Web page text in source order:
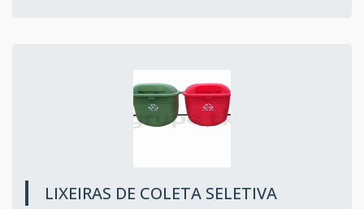
LIXEIRAS DE COLETA SELETIVA